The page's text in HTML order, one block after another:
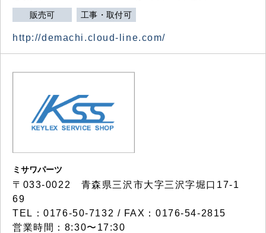
販売可 工事・取付可
http://demachi.cloud-line.com/
ミサワパーツ
〒033-0022 青森県三沢市大字三沢字堀口17-1
69
TEL：0176-50-7132 / FAX：0176-54-2815
営業時間：8:30〜17:30